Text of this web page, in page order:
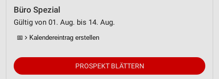
Büro Spezial
Gültig von 01. Aug. bis 14. Aug.
📅 Kalendereintrag erstellen
PROSPEKT BLÄTTERN